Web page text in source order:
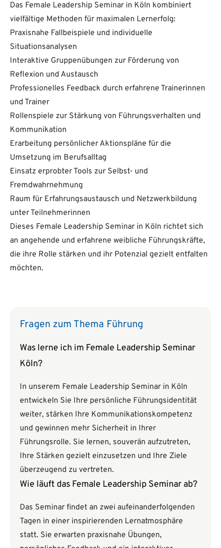
Das Female Leadership Seminar in Köln kombiniert
vielfältige Methoden für maximalen Lernerfolg:
Praxisnahe Fallbeispiele und individuelle
Situationsanalysen
Interaktive Gruppenübungen zur Förderung von
Reflexion und Austausch
Professionelles Feedback durch erfahrene Trainerinnen
und Trainer
Rollenspiele zur Stärkung von Führungsverhalten und
Kommunikation
Erarbeitung persönlicher Aktionspläne für die
Umsetzung im Berufsalltag
Einsatz erprobter Tools zur Selbst- und
Fremdwahrnehmung
Raum für Erfahrungsaustausch und Netzwerkbildung
unter Teilnehmerinnen
Dieses Female Leadership Seminar in Köln richtet sich
an angehende und erfahrene weibliche Führungskräfte,
die ihre Rolle stärken und ihr Potenzial gezielt entfalten
möchten.
Fragen zum Thema Führung
Was lerne ich im Female Leadership Seminar
Köln?
In unserem Female Leadership Seminar in Köln
entwickeln Sie Ihre persönliche Führungsidentität
weiter, stärken Ihre Kommunikationskompetenz
und gewinnen mehr Sicherheit in Ihrer
Führungsrolle. Sie lernen, souverän aufzutreten,
Ihre Stärken gezielt einzusetzen und Ihre Ziele
überzeugend zu vertreten.
Wie läuft das Female Leadership Seminar ab?
Das Seminar findet an zwei aufeinanderfolgenden
Tagen in einer inspirierenden Lernatmosphäre
statt. Sie erwarten praxisnahe Übungen,